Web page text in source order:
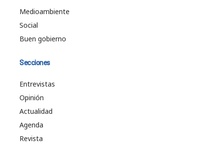
Medioambiente
Social
Buen gobierno
Secciones
Entrevistas
Opinión
Actualidad
Agenda
Revista